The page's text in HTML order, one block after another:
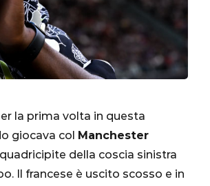
la prima volta in questa
giocava col
Manchester
della coscia sinistra
Il francese è uscito scosso e in